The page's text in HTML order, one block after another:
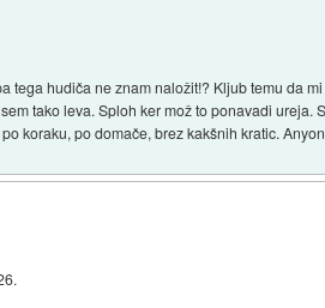
hudiča ne znam naložit!? Kljub temu da
tako leva. Sploh ker mož to ponavadi ureja.
koraku, po domače, brez kakšnih kratic.